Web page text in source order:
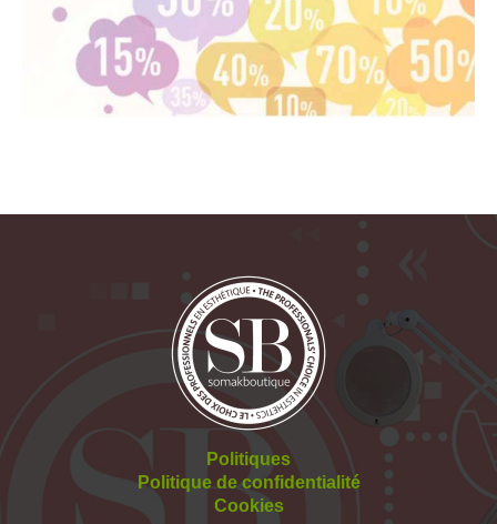
Politiques
Politique de confidentialité
Cookies